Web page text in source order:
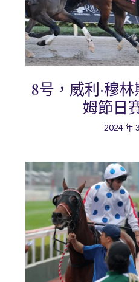
8号，威利·穆
姆節日
2024 年